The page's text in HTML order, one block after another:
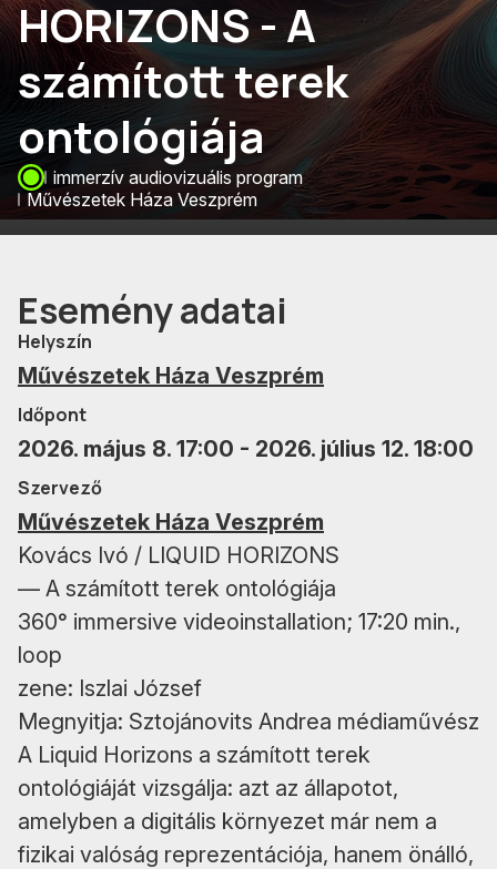
HORIZONS - A
számított terek
ontológiája
immerzív audiovizuális program
Művészetek Háza Veszprém
Esemény adatai
Helyszín
Művészetek Háza Veszprém
Időpont
2026. május 8. 17:00 - 2026. július 12. 18:00
Szervező
Művészetek Háza Veszprém
Kovács Ivó / LIQUID HORIZONS
— A számított terek ontológiája
360° immersive videoinstallation; 17:20 min.,
loop
zene: Iszlai József
Megnyitja: Sztojánovits Andrea médiaművész
A Liquid Horizons a számított terek
ontológiáját vizsgálja: azt az állapotot,
amelyben a digitális környezet már nem a
fizikai valóság reprezentációja, hanem önálló,